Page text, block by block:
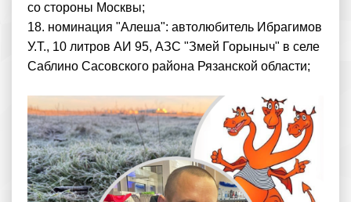
со стороны Москвы;
18. номинация "Алеша": автолюбитель Ибрагимов
У.Т., 10 литров АИ 95, АЗС "Змей Горыныч" в селе
Саблино Сасовского района Рязанской области;